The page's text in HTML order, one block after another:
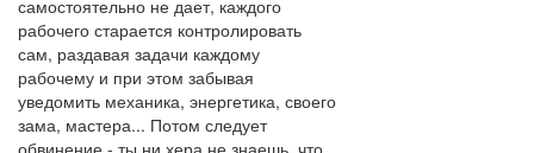
самостоятельно не дает, каждого
рабочего старается контролировать
сам, раздавая задачи каждому
рабочему и при этом забывая
уведомить механика, энергетика, своего
зама, мастера... Потом следует
обвинение - ты ни хера не знаешь, что